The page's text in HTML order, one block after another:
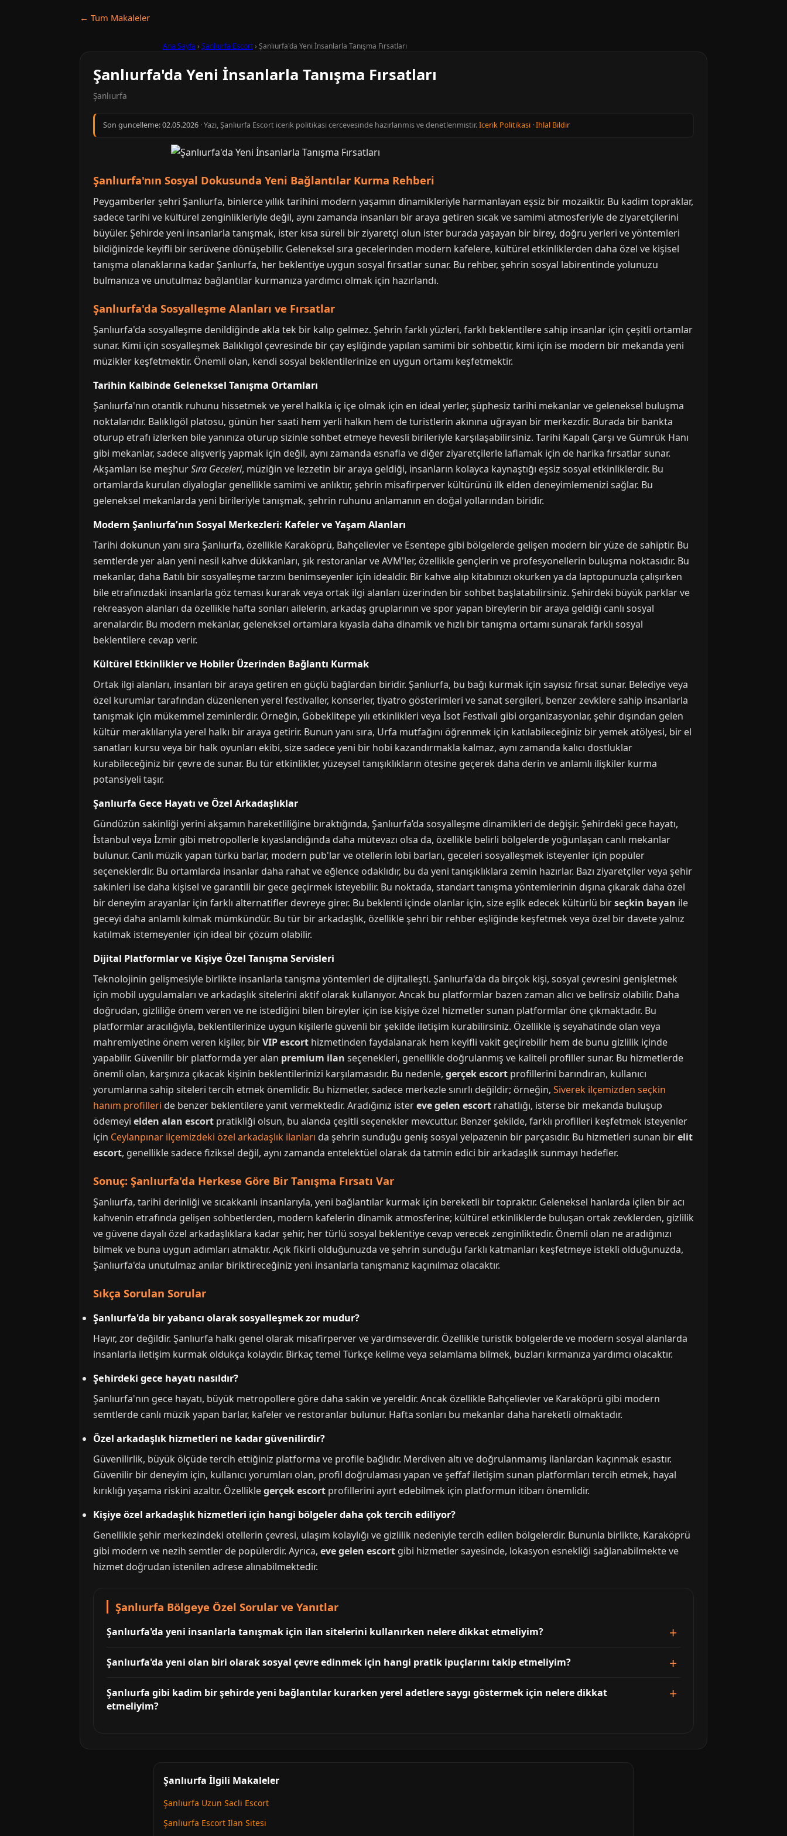
← Tum Makaleler
Ana Sayfa › Şanlıurfa Escort› Şanlıurfa'da Yeni İnsanlarla Tanışma Fırsatları
Şanlıurfa'da Yeni İnsanlarla Tanışma Fırsatları
Şanlıurfa
Son guncelleme:02.05.2026 · Yazi, Şanlıurfa Escort icerik politikasi cercevesinde hazirlanmis ve denetlenmistir.Icerik Politikasi ·Ihlal Bildir
Şanlıurfa'nın Sosyal Dokusunda Yeni Bağlantılar Kurma Rehberi
Peygamberler şehri Şanlıurfa, binlerce yıllık tarihini modern yaşamın dinamikleriyle harmanlayan eşsiz bir mozaiktir. Bu kadim topraklar,
sadece tarihi ve kültürel zenginlikleriyle değil, aynı zamanda insanları bir araya getiren sıcak ve samimi atmosferiyle de ziyaretçilerini
büyüler. Şehirde yeni insanlarla tanışmak, ister kısa süreli bir ziyaretçi olun ister burada yaşayan bir birey, doğru yerleri ve yöntemleri
bildiğinizde keyifli bir serüvene dönüşebilir. Geleneksel sıra gecelerinden modern kafelere, kültürel etkinliklerden daha özel ve kişisel
tanışma olanaklarına kadar Şanlıurfa, her beklentiye uygun sosyal fırsatlar sunar. Bu rehber, şehrin sosyal labirentinde yolunuzu
bulmanıza ve unutulmaz bağlantılar kurmanıza yardımcı olmak için hazırlandı.
Şanlıurfa'da Sosyalleşme Alanları ve Fırsatlar
Şanlıurfa'da sosyalleşme denildiğinde akla tek bir kalıp gelmez. Şehrin farklı yüzleri, farklı beklentilere sahip insanlar için çeşitli ortamlar
sunar. Kimi için sosyalleşmek Balıklıgöl çevresinde bir çay eşliğinde yapılan samimi bir sohbettir, kimi için ise modern bir mekanda yeni
müzikler keşfetmektir. Önemli olan, kendi sosyal beklentilerinize en uygun ortamı keşfetmektir.
Tarihin Kalbinde Geleneksel Tanışma Ortamları
Şanlıurfa'nın otantik ruhunu hissetmek ve yerel halkla iç içe olmak için en ideal yerler, şüphesiz tarihi mekanlar ve geleneksel buluşma
noktalarıdır. Balıklıgöl platosu, günün her saati hem yerli halkın hem de turistlerin akınına uğrayan bir merkezdir. Burada bir bankta
oturup etrafı izlerken bile yanınıza oturup sizinle sohbet etmeye hevesli birileriyle karşılaşabilirsiniz. Tarihi Kapalı Çarşı ve Gümrük Hanı
gibi mekanlar, sadece alışveriş yapmak için değil, aynı zamanda esnafla ve diğer ziyaretçilerle laflamak için de harika fırsatlar sunar.
Akşamları ise meşhurSıra Geceleri, müziğin ve lezzetin bir araya geldiği, insanların kolayca kaynaştığı eşsiz sosyal etkinliklerdir. Bu
ortamlarda kurulan diyaloglar genellikle samimi ve anlıktır, şehrin misafirperver kültürünü ilk elden deneyimlemenizi sağlar. Bu
geleneksel mekanlarda yeni birileriyle tanışmak, şehrin ruhunu anlamanın en doğal yollarından biridir.
Modern Şanlıurfa’nın Sosyal Merkezleri: Kafeler ve Yaşam Alanları
Tarihi dokunun yanı sıra Şanlıurfa, özellikle Karaköprü, Bahçelievler ve Esentepe gibi bölgelerde gelişen modern bir yüze de sahiptir. Bu
semtlerde yer alan yeni nesil kahve dükkanları, şık restoranlar ve AVM'ler, özellikle gençlerin ve profesyonellerin buluşma noktasıdır. Bu
mekanlar, daha Batılı bir sosyalleşme tarzını benimseyenler için idealdir. Bir kahve alıp kitabınızı okurken ya da laptopunuzla çalışırken
bile etrafınızdaki insanlarla göz teması kurarak veya ortak ilgi alanları üzerinden bir sohbet başlatabilirsiniz. Şehirdeki büyük parklar ve
rekreasyon alanları da özellikle hafta sonları ailelerin, arkadaş gruplarının ve spor yapan bireylerin bir araya geldiği canlı sosyal
arenalardır. Bu modern mekanlar, geleneksel ortamlara kıyasla daha dinamik ve hızlı bir tanışma ortamı sunarak farklı sosyal
beklentilere cevap verir.
Kültürel Etkinlikler ve Hobiler Üzerinden Bağlantı Kurmak
Ortak ilgi alanları, insanları bir araya getiren en güçlü bağlardan biridir. Şanlıurfa, bu bağı kurmak için sayısız fırsat sunar. Belediye veya
özel kurumlar tarafından düzenlenen yerel festivaller, konserler, tiyatro gösterimleri ve sanat sergileri, benzer zevklere sahip insanlarla
tanışmak için mükemmel zeminlerdir. Örneğin, Göbeklitepe yılı etkinlikleri veya İsot Festivali gibi organizasyonlar, şehir dışından gelen
kültür meraklılarıyla yerel halkı bir araya getirir. Bunun yanı sıra, Urfa mutfağını öğrenmek için katılabileceğiniz bir yemek atölyesi, bir el
sanatları kursu veya bir halk oyunları ekibi, size sadece yeni bir hobi kazandırmakla kalmaz, aynı zamanda kalıcı dostluklar
kurabileceğiniz bir çevre de sunar. Bu tür etkinlikler, yüzeysel tanışıklıkların ötesine geçerek daha derin ve anlamlı ilişkiler kurma
potansiyeli taşır.
Şanlıurfa Gece Hayatı ve Özel Arkadaşlıklar
Gündüzün sakinliği yerini akşamın hareketliliğine bıraktığında, Şanlıurfa’da sosyalleşme dinamikleri de değişir. Şehirdeki gece hayatı,
İstanbul veya İzmir gibi metropollerle kıyaslandığında daha mütevazı olsa da, özellikle belirli bölgelerde yoğunlaşan canlı mekanlar
bulunur. Canlı müzik yapan türkü barlar, modern pub'lar ve otellerin lobi barları, geceleri sosyalleşmek isteyenler için popüler
seçeneklerdir. Bu ortamlarda insanlar daha rahat ve eğlence odaklıdır, bu da yeni tanışıklıklara zemin hazırlar. Bazı ziyaretçiler veya şehir
sakinleri ise daha kişisel ve garantili bir gece geçirmek isteyebilir. Bu noktada, standart tanışma yöntemlerinin dışına çıkarak daha özel
bir deneyim arayanlar için farklı alternatifler devreye girer. Bu beklenti içinde olanlar için, size eşlik edecek kültürlü birseçkin bayan ile
geceyi daha anlamlı kılmak mümkündür. Bu tür bir arkadaşlık, özellikle şehri bir rehber eşliğinde keşfetmek veya özel bir davete yalnız
katılmak istemeyenler için ideal bir çözüm olabilir.
Dijital Platformlar ve Kişiye Özel Tanışma Servisleri
Teknolojinin gelişmesiyle birlikte insanlarla tanışma yöntemleri de dijitalleşti. Şanlıurfa'da da birçok kişi, sosyal çevresini genişletmek
için mobil uygulamaları ve arkadaşlık sitelerini aktif olarak kullanıyor. Ancak bu platformlar bazen zaman alıcı ve belirsiz olabilir. Daha
doğrudan, gizliliğe önem veren ve ne istediğini bilen bireyler için ise kişiye özel hizmetler sunan platformlar öne çıkmaktadır. Bu
platformlar aracılığıyla, beklentilerinize uygun kişilerle güvenli bir şekilde iletişim kurabilirsiniz. Özellikle iş seyahatinde olan veya
mahremiyetine önem veren kişiler, birVIP escort hizmetinden faydalanarak hem keyifli vakit geçirebilir hem de bunu gizlilik içinde
yapabilir. Güvenilir bir platformda yer alan premium ilan seçenekleri, genellikle doğrulanmış ve kaliteli profiller sunar. Bu hizmetlerde
önemli olan, karşınıza çıkacak kişinin beklentilerinizi karşılamasıdır. Bu nedenle, gerçek escort profillerini barındıran, kullanıcı
yorumlarına sahip siteleri tercih etmek önemlidir. Bu hizmetler, sadece merkezle sınırlı değildir; örneğin, Siverek ilçemizden seçkin
hanım profilleri de benzer beklentilere yanıt vermektedir. Aradığınız istereve gelen escort rahatlığı, isterse bir mekanda buluşup
ödemeyi elden alan escort pratikliği olsun, bu alanda çeşitli seçenekler mevcuttur. Benzer şekilde, farklı profilleri keşfetmek isteyenler
için Ceylanpınar ilçemizdeki özel arkadaşlık ilanları da şehrin sunduğu geniş sosyal yelpazenin bir parçasıdır. Bu hizmetleri sunan birelit
escort, genellikle sadece fiziksel değil, aynı zamanda entelektüel olarak da tatmin edici bir arkadaşlık sunmayı hedefler.
Sonuç: Şanlıurfa'da Herkese Göre Bir Tanışma Fırsatı Var
Şanlıurfa, tarihi derinliği ve sıcakkanlı insanlarıyla, yeni bağlantılar kurmak için bereketli bir topraktır. Geleneksel hanlarda içilen bir acı
kahvenin etrafında gelişen sohbetlerden, modern kafelerin dinamik atmosferine; kültürel etkinliklerde buluşan ortak zevklerden, gizlilik
ve güvene dayalı özel arkadaşlıklara kadar şehir, her türlü sosyal beklentiye cevap verecek zenginliktedir. Önemli olan ne aradığınızı
bilmek ve buna uygun adımları atmaktır. Açık fikirli olduğunuzda ve şehrin sunduğu farklı katmanları keşfetmeye istekli olduğunuzda,
Şanlıurfa'da unutulmaz anılar biriktireceğiniz yeni insanlarla tanışmanız kaçınılmaz olacaktır.
Sıkça Sorulan Sorular
Şanlıurfa'da bir yabancı olarak sosyalleşmek zor mudur?
Hayır, zor değildir. Şanlıurfa halkı genel olarak misafirperver ve yardımseverdir. Özellikle turistik bölgelerde ve modern sosyal alanlarda
insanlarla iletişim kurmak oldukça kolaydır. Birkaç temel Türkçe kelime veya selamlama bilmek, buzları kırmanıza yardımcı olacaktır.
Şehirdeki gece hayatı nasıldır?
Şanlıurfa'nın gece hayatı, büyük metropollere göre daha sakin ve yereldir. Ancak özellikle Bahçelievler ve Karaköprü gibi modern
semtlerde canlı müzik yapan barlar, kafeler ve restoranlar bulunur. Hafta sonları bu mekanlar daha hareketli olmaktadır.
Özel arkadaşlık hizmetleri ne kadar güvenilirdir?
Güvenilirlik, büyük ölçüde tercih ettiğiniz platforma ve profile bağlıdır. Merdiven altı ve doğrulanmamış ilanlardan kaçınmak esastır.
Güvenilir bir deneyim için, kullanıcı yorumları olan, profil doğrulaması yapan ve şeffaf iletişim sunan platformları tercih etmek, hayal
kırıklığı yaşama riskini azaltır. Özelliklegerçek escort profillerini ayırt edebilmek için platformun itibarı önemlidir.
Kişiye özel arkadaşlık hizmetleri için hangi bölgeler daha çok tercih ediliyor?
Genellikle şehir merkezindeki otellerin çevresi, ulaşım kolaylığı ve gizlilik nedeniyle tercih edilen bölgelerdir. Bununla birlikte, Karaköprü
gibi modern ve nezih semtler de popülerdir. Ayrıca, eve gelen escort gibi hizmetler sayesinde, lokasyon esnekliği sağlanabilmekte ve
hizmet doğrudan istenilen adrese alınabilmektedir.
Şanlıurfa Bölgeye Özel Sorular ve Yanıtlar
Şanlıurfa'da yeni insanlarla tanışmak için ilan sitelerini kullanırken nelere dikkat etmeliyim?
Şanlıurfa'da yeni olan biri olarak sosyal çevre edinmek için hangi pratik ipuçlarını takip etmeliyim?
Şanlıurfa gibi kadim bir şehirde yeni bağlantılar kurarken yerel adetlere saygı göstermek için nelere dikkat
etmeliyim?
Şanlıurfa İlgili Makaleler
Şanlıurfa Uzun Sacli Escort
Şanlıurfa Escort Ilan Sitesi